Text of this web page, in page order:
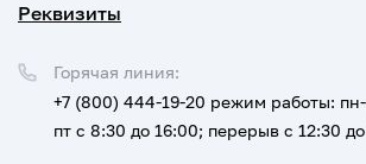
Реквизиты
Горячая линия:
+7 (800) 444-19-20 режим работы:
пт с 8:30 до 16:00; перерыв с 12:30